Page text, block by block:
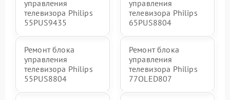
управления
телевизора Philips
55PUS9435
управления
телевизора Philips
65PUS8804
Ремонт блока
управления
телевизора Philips
55PUS8804
Ремонт блока
управления
телевизора Philips
77OLED807